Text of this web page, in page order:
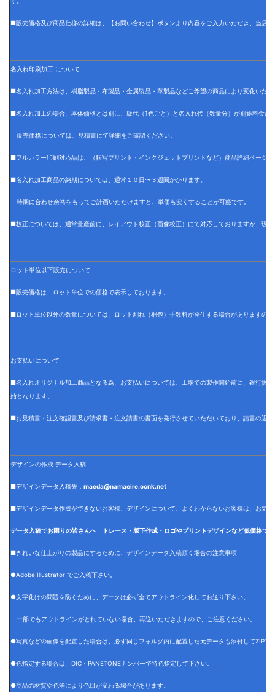
■販売価格及び商品仕様の詳細は、【お問い合わせ】ボタンより内容をご入力いただき、当店
名入れ印刷加工 について
■名入れ加工方法は、樹脂製品・布製品・金属製品・革製品などご希望の商品により変化いたし
■名入れ加工の場合、本体価格とは別に、版代（1色ごと）と名入れ代（数量分）が別途料金が
販売価格については、見積書にて詳細をご確認ください。
■フルカラー印刷対応品は、（転写プリント・インクジェットプリントなど）商品詳細ページ
■名入れ加工商品の納期については、通常１０日〜３週間かかります。
時期に合わせ余裕をもってご計画いただけますと、単価も安くすることが可能です。
■校正については、通常量産前に、レイアウト校正（画像校正）にて対応しておりますが、現
ロット単位以下販売について
■販売価格は、ロット単位での価格で表示しております。
■ロット単位以外の数量については、ロット割れ（梱包）手数料が発生する場合がありますの
お支払いについて
■名入れオリジナル加工商品となる為、お支払いについては、工場での製作開始前に、銀行振
始となります。
■お見積書・注文確認書及び請求書・注文請書の書面を発行させていただいており、請書の返
デザインの作成 データ入稿
■デザインデータ入稿先： maeda@namaeire.ocnk.net
■デザインデータ作成ができないお客様、デザインについて、よくわからないお客様は、お気
データ入稿でお困りの皆さんへ トレース・版下作成・ロゴやプリントデザインなど低価格で
■きれいな仕上がりの製品にするために、デザインデータ入稿頂く場合の注意事項
●Adobe Illustrator でご入稿下さい。
●文字化けの問題を防ぐために、データは必ず全てアウトライン化してお送り下さい。
一部でもアウトラインがとれていない場合、再送いただきますので、ご注意ください。
●写真などの画像を配置した場合は、必ず同じフォルダ内に配置した元データも添付してZIPフ
●色指定する場合は、DIC・PANETONEナンバーで特色指定して下さい。
●商品の材質や色等により色目が変わる場合があります。